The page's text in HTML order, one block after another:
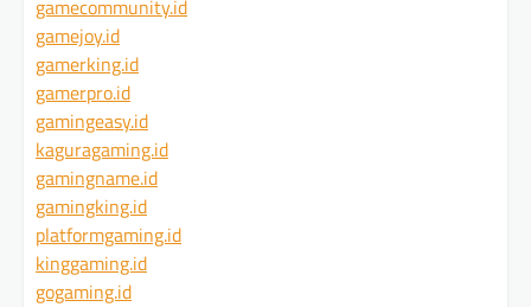
gamecommunity.id
gamejoy.id
gamerking.id
gamerpro.id
gamingeasy.id
kaguragaming.id
gamingname.id
gamingking.id
platformgaming.id
kinggaming.id
gogaming.id